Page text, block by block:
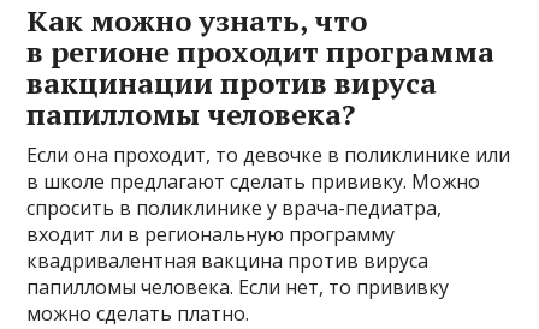
Как можно узнать, что
в регионе проходит программа
вакцинации против вируса
папилломы человека?
Если она проходит, то девочке в поликлинике или
в школе предлагают сделать прививку. Можно
спросить в поликлинике у врача-педиатра,
входит ли в региональную программу
квадривалентная вакцина против вируса
папилломы человека. Если нет, то прививку
можно сделать платно.